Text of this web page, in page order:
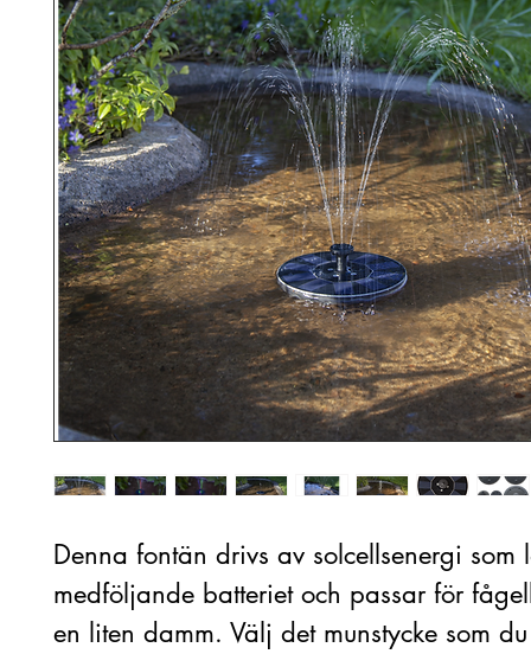
Denna fontän drivs av solcellsenergi som
medföljande batteriet och passar för
en liten damm. Välj det munstycke som